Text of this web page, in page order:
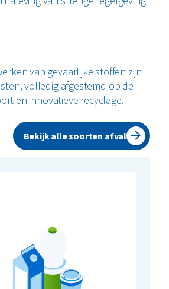
van gevaarlijke stoffen zijn
volledig afgestemd op de
en innovatieve recyclage.
Bekijk alle soorten afval